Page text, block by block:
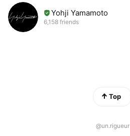
Yohji Yamamoto
6,158 friends
Top
@un.rigueur